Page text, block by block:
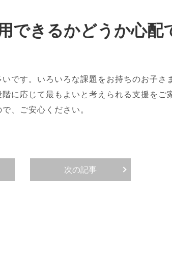
できるかどうか心配
です。いろいろな課題をお持ちのお子さ
に応じて最もよいと考えられる支援をご
、ご安心ください。
次の記事